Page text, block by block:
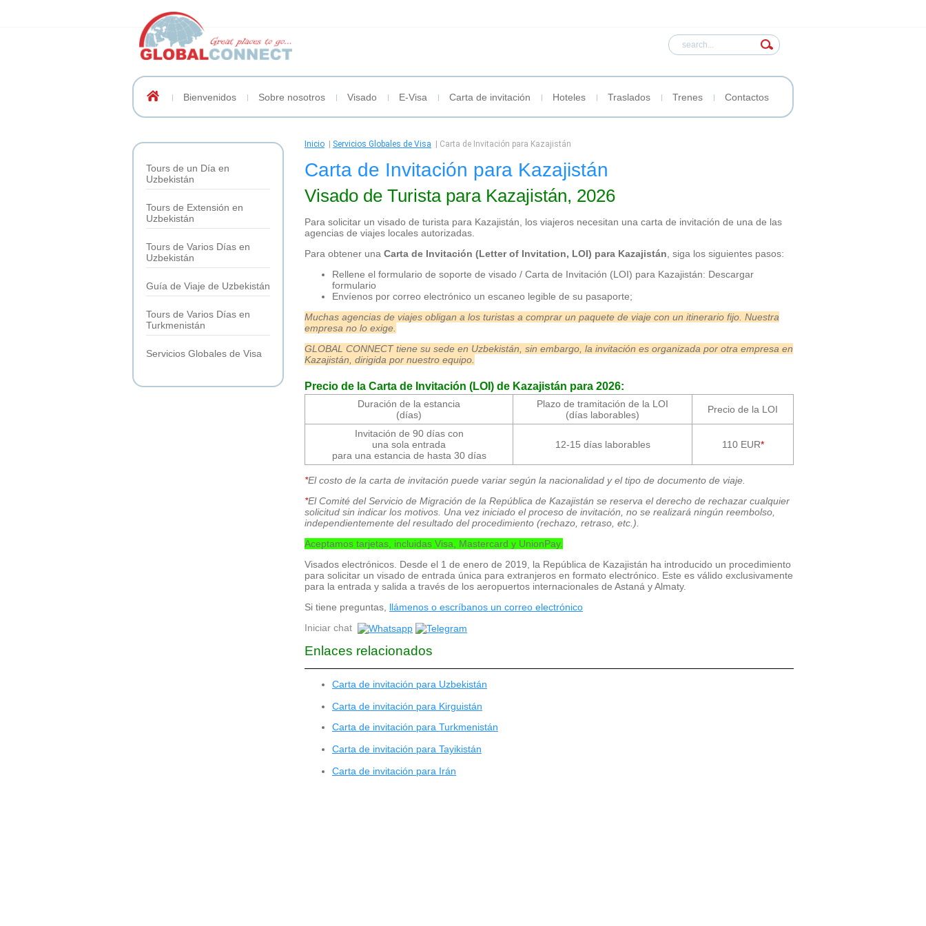
Bienvenidos Sobre nosotros Visado E-Visa Carta de invitación Hoteles Traslados Trenes Contactos
Inicio Servicios Globales de Visa Carta de Invitación para Kazajistán
Carta de Invitación para Kazajistán
Visado de Turista para Kazajistán, 2026
Para solicitar un visado de turista para Kazajistán, los viajeros necesitan una carta de invitación de una de las
agencias de viajes locales autorizadas.
Para obtener una Carta de Invitación (Letter of Invitation, LOI) para Kazajistán , siga los siguientes pasos:
Rellene el formulario de soporte de visado / Carta de Invitación (LOI) para Kazajistán: Descargar
formulario
Envíenos por correo electrónico un escaneo legible de su pasaporte;
Muchas agencias de viajes obligan a los turistas a comprar un paquete de viaje con un itinerario fijo. Nuestra
empresa no lo exige.
GLOBAL CONNECT tiene su sede en Uzbekistán, sin embargo, la invitación es organizada por otra empresa en
Kazajistán, dirigida por nuestro equipo.
Precio de la Carta de Invitación (LOI) de Kazajistán para 2026:
Duración de la estancia
(días)
Plazo de tramitación de la LOI
(días laborables)
Precio de la LOI
Invitación de 90 días con
una sola entrada
para una estancia de hasta 30 días
12-15 días laborables 110 EUR*
*El costo de la carta de invitación puede variar según la nacionalidad y el tipo de documento de viaje.
*El Comité del Servicio de Migración de la República de Kazajistán se reserva el derecho de rechazar cualquier
solicitud sin indicar los motivos. Una vez iniciado el proceso de invitación, no se realizará ningún reembolso,
independientemente del resultado del procedimiento (rechazo, retraso, etc.).
Aceptamos tarjetas, incluidas Visa, Mastercard y UnionPay.
Visados electrónicos. Desde el 1 de enero de 2019, la República de Kazajistán ha introducido un procedimiento
para solicitar un visado de entrada única para extranjeros en formato electrónico. Este es válido exclusivamente
para la entrada y salida a través de los aeropuertos internacionales de Astaná y Almaty.
Si tiene preguntas, llámenos o escríbanos un correo electrónico
Iniciar chat
Enlaces relacionados
Carta de invitación para Uzbekistán
Carta de invitación para Kirguistán
Carta de invitación para Turkmenistán
Carta de invitación para Tayikistán
Carta de invitación para Irán
Tours de un Día en
Uzbekistán
Tours de Extensión en
Uzbekistán
Tours de Varios Días en
Uzbekistán
Guía de Viaje de Uzbekistán
Tours de Varios Días en
Turkmenistán
Servicios Globales de Visa